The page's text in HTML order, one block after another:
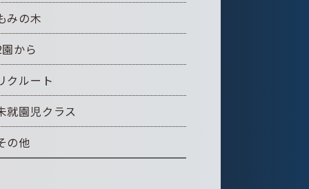
みの木
から
クルート
就園児クラス
の他